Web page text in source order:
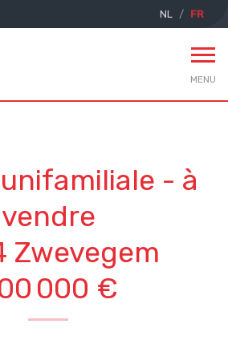
NL FR
MENU
- à
vendre
Zwevegem
000 €